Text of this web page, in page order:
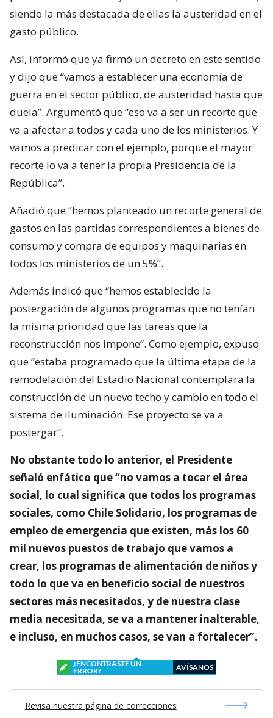
siendo la más destacada de ellas la austeridad en el
gasto público.
Así, informó que ya firmó un decreto en este sentido
y dijo que “vamos a establecer una economía de
guerra en el sector público, de austeridad hasta que
duela”. Argumentó que “eso va a ser un recorte que
va a afectar a todos y cada uno de los ministerios. Y
vamos a predicar con el ejemplo, porque el mayor
recorte lo va a tener la propia Presidencia de la
República”.
Añadió que “hemos planteado un recorte general de
gastos en las partidas correspondientes a bienes de
consumo y compra de equipos y maquinarias en
todos los ministerios de un 5%”.
Además indicó que “hemos establecido la
postergación de algunos programas que no tenían
la misma prioridad que las tareas que la
reconstrucción nos impone”. Como ejemplo, expuso
que “estaba programado que la última etapa de la
remodelación del Estadio Nacional contemplara la
construcción de un nuevo techo y cambio en todo el
sistema de iluminación. Ese proyecto se va a
postergar”.
No obstante todo lo anterior, el Presidente
señaló enfático que “no vamos a tocar el área
social, lo cual significa que todos los programas
sociales, como Chile Solidario, los programas de
empleo de emergencia que existen, más los 60
mil nuevos puestos de trabajo que vamos a
crear, los programas de alimentación de niños y
todo lo que va en beneficio social de nuestros
sectores más necesitados, y de nuestra clase
media necesitada, se va a mantener inalterable,
e incluso, en muchos casos, se van a fortalecer”.
¿ENCONTRASTE UN
ERROR?
AVÍSANOS
Revisa nuestra página de correcciones